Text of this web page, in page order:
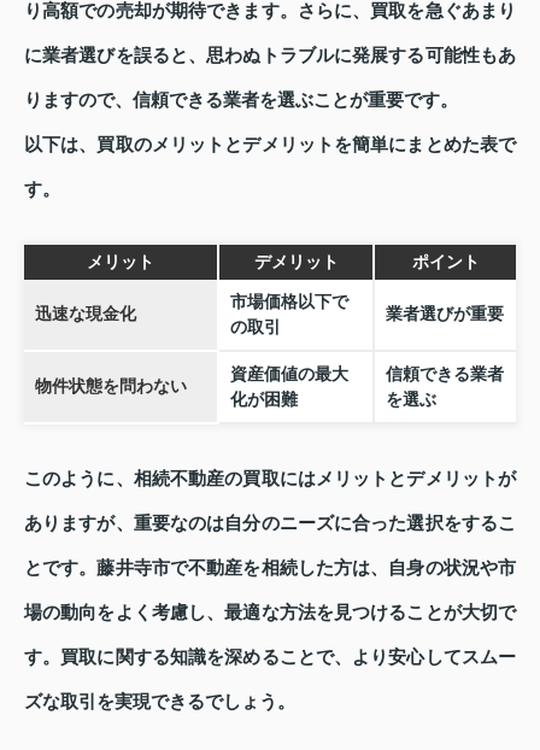
り高額での売却が期待できます。さらに、買取を急ぐあまり
に業者選びを誤ると、思わぬトラブルに発展する可能性もあ
りますので、信頼できる業者を選ぶことが重要です。
以下は、買取のメリットとデメリットを簡単にまとめた表で
す。
メリット デメリット ポイント
迅速な現金化
市場価格以下で
の取引
業者選びが重要
物件状態を問わない
資産価値の最大
化が困難
信頼できる業者
を選ぶ
このように、相続不動産の買取にはメリットとデメリットが
ありますが、重要なのは自分のニーズに合った選択をするこ
とです。藤井寺市で不動産を相続した方は、自身の状況や市
場の動向をよく考慮し、最適な方法を見つけることが大切で
す。買取に関する知識を深めることで、より安心してスムー
ズな取引を実現できるでしょう。